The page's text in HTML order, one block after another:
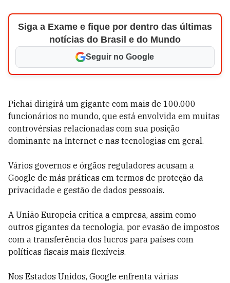
Siga a Exame e fique por dentro das últimas
notícias do Brasil e do Mundo
Seguir no Google
Pichai dirigirá um gigante com mais de 100.000
funcionários no mundo, que está envolvida em muitas
controvérsias relacionadas com sua posição
dominante na Internet e nas tecnologias em geral.
Vários governos e órgãos reguladores acusam a
Google de más práticas em termos de proteção da
privacidade e gestão de dados pessoais.
A União Europeia critica a empresa, assim como
outros gigantes da tecnologia, por evasão de impostos
com a transferência dos lucros para países com
políticas fiscais mais flexíveis.
Nos Estados Unidos, Google enfrenta várias